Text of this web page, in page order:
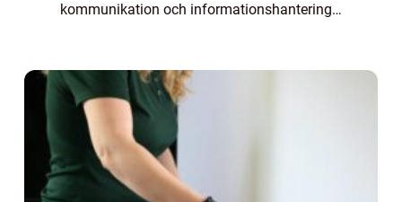
kommunikation och informationshantering